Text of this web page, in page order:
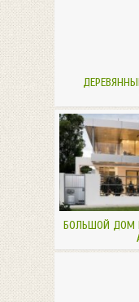
БОЛЬШОЙ ДОМ